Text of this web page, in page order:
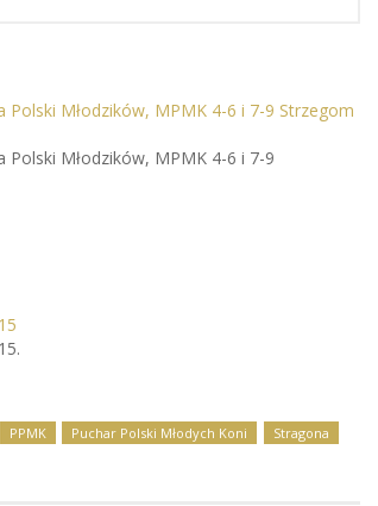
Młodzików, MPMK 4-6 i 7-9 Strzegom
Młodzików, MPMK 4-6 i 7-9
PPMK Puchar Polski Młodych Koni
Stragona